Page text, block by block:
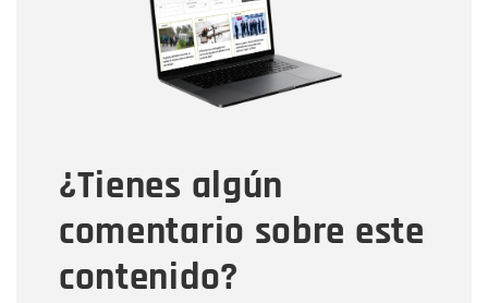
¿Tienes algún
comentario sobre este
contenido?
Correo electrónico
Tipo de comentario
Mensaje